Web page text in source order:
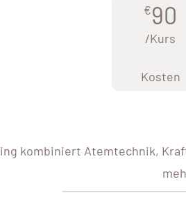
€90
/Kurs
Kosten
kombiniert Atemtechnik,